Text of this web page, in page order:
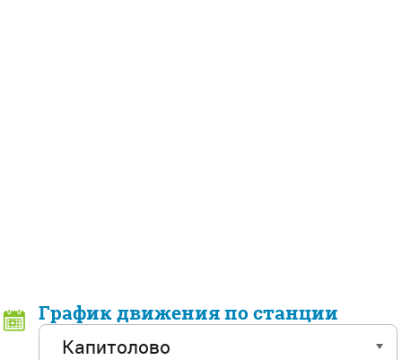
График движения по станции